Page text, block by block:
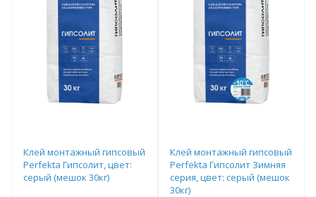
Клей монтажный гипсовый
Perfekta Гипсолит, цвет:
серый (мешок 30кг)
Клей монтажный гипсовый
Perfekta Гипсолит Зимняя
серия, цвет: серый (мешок
30кг)